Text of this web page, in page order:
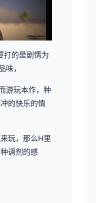
打的是剧情为
味，
游玩本作，种
的快乐的情
玩，那么H里
调剂的感